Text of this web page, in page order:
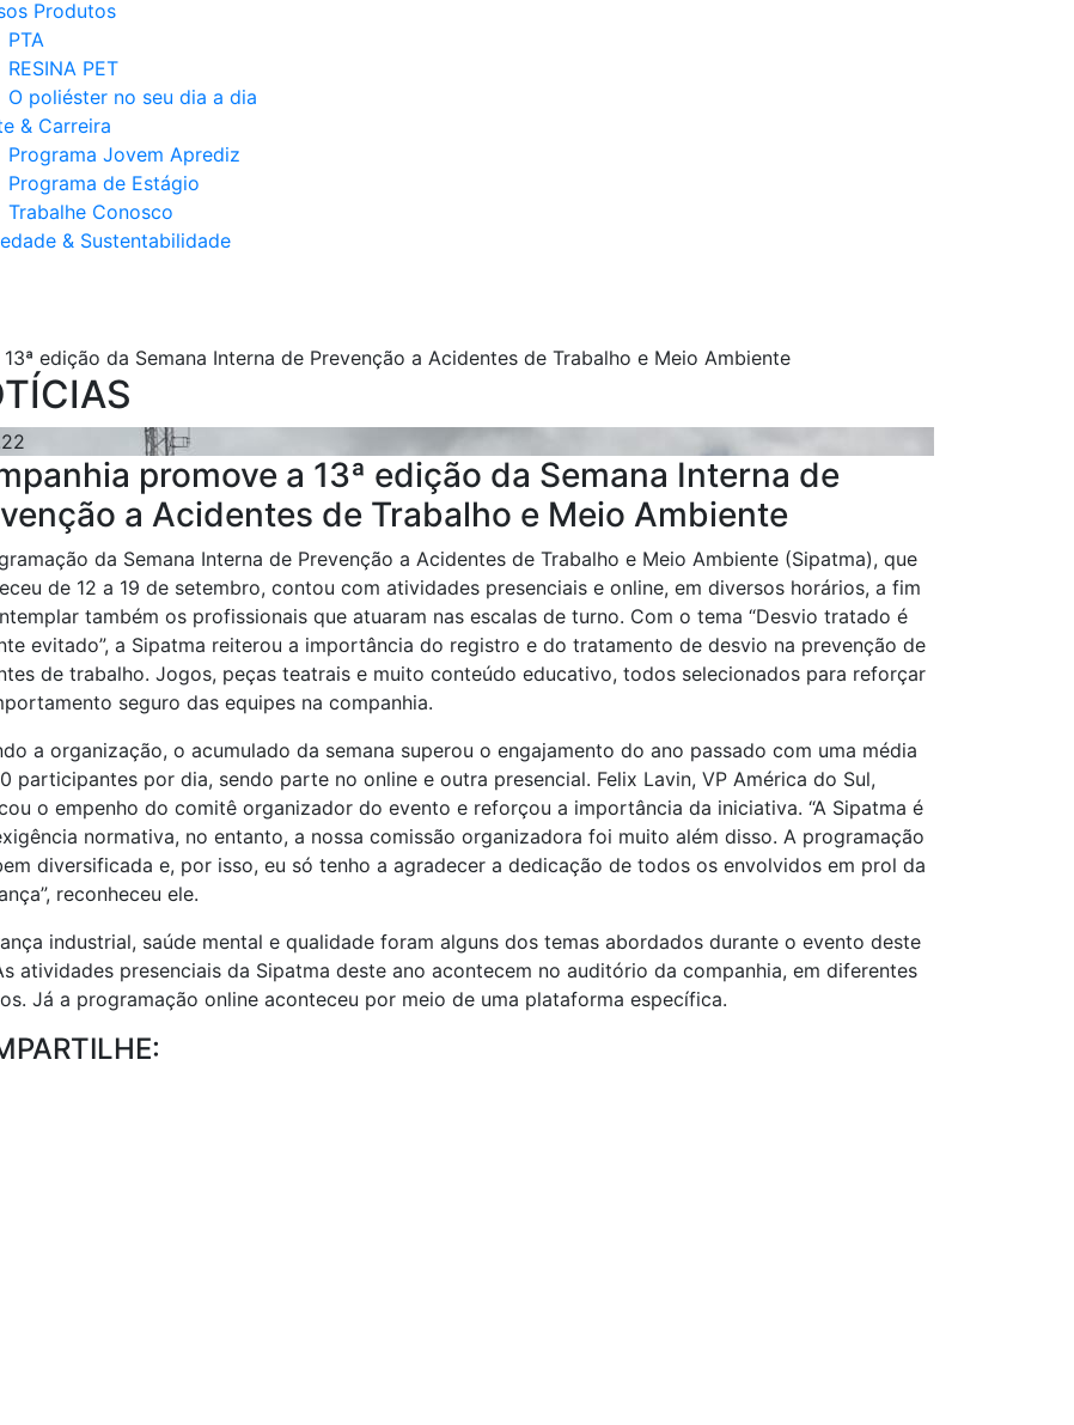
Produtos
PTA
RESINA PET
O poliéster no seu dia a dia
& Carreira
Programa Jovem Aprediz
Programa de Estágio
Trabalhe Conosco
& Sustentabilidade
edição da Semana Interna de Prevenção a Acidentes de Trabalho e Meio Ambiente
promove a 13ª edição da Semana Interna de
a Acidentes de Trabalho e Meio Ambiente
da Semana Interna de Prevenção a Acidentes de Trabalho e Meio Ambiente (Sipatma), que
de 12 a 19 de setembro, contou com atividades presenciais e online, em diversos horários, a fim
também os profissionais que atuaram nas escalas de turno. Com o tema “Desvio tratado é
evitado”, a Sipatma reiterou a importância do registro e do tratamento de desvio na prevenção de
de trabalho. Jogos, peças teatrais e muito conteúdo educativo, todos selecionados para reforçar
seguro das equipes na companhia.
a organização, o acumulado da semana superou o engajamento do ano passado com uma média
participantes por dia, sendo parte no online e outra presencial. Felix Lavin, VP América do Sul,
o empenho do comitê organizador do evento e reforçou a importância da iniciativa. “A Sipatma é
normativa, no entanto, a nossa comissão organizadora foi muito além disso. A programação
diversificada e, por isso, eu só tenho a agradecer a dedicação de todos os envolvidos em prol da
reconheceu ele.
industrial, saúde mental e qualidade foram alguns dos temas abordados durante o evento deste
atividades presenciais da Sipatma deste ano acontecem no auditório da companhia, em diferentes
Já a programação online aconteceu por meio de uma plataforma específica.